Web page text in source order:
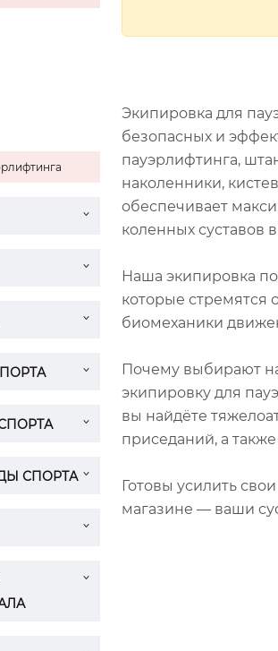
СПОРТА
Экипировка для
безопасных и
пауэрлифтинга,
наколенники,
обеспечивает
коленных суставов
Наша экипировка
которые стремятся
биомеханики
Почему выбирают
экипировку для
вы найдёте
приседаний, а
Готовы усилить
магазине — ваши